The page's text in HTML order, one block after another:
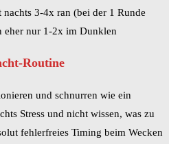
nachts 3-4x ran (bei der 1 Runde
eher nur 1-2x im Dunklen
Routine
und schnurren wie ein
Stress und nicht wissen, was zu
fehlerfreies Timing beim Wecken